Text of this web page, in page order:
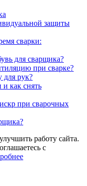
защиты
сварки:
для сварщика?
при сварке?
для рук?
и как снять
при сварочных
работу сайта.
с